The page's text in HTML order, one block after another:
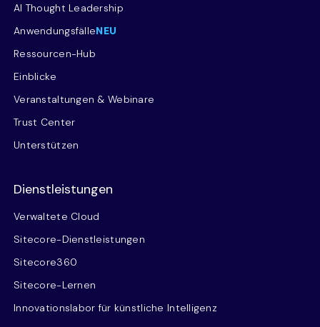
AI Thought Leadership
AnwendungsfälleNEU
Ressourcen-Hub
Einblicke
Veranstaltungen & Webinare
Trust Center
Unterstützen
Dienstleistungen
Verwaltete Cloud
Sitecore-Dienstleistungen
Sitecore360
Sitecore-Lernen
Innovationslabor für künstliche Intelligenz